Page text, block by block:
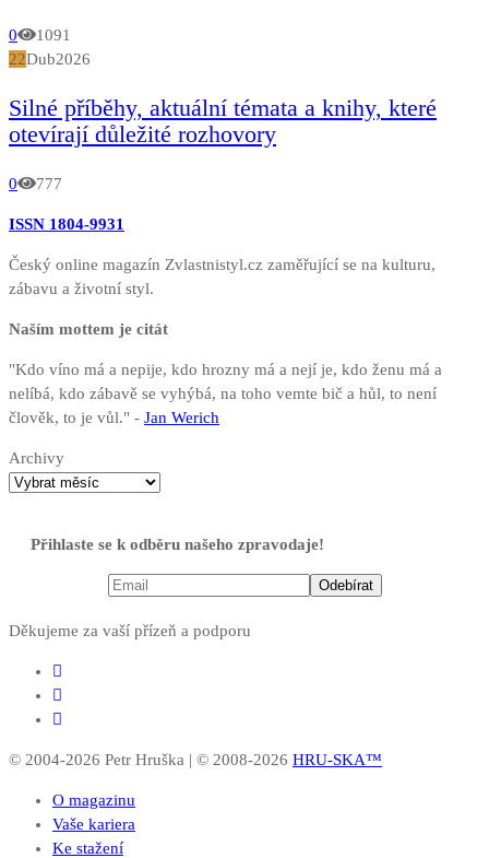
0
1091
22Dub2026
Silné příběhy, aktuální témata a knihy, které
otevírají důležité rozhovory
0 777
ISSN 1804-9931
Český online magazín Zvlastnistyl.cz zaměřující se na kulturu,
zábavu a životní styl.
Naším mottem je citát
"Kdo víno má a nepije, kdo hrozny má a nejí je, kdo ženu má a
nelíbá, kdo zábavě se vyhýbá, na toho vemte bič a hůl, to není
člověk, to je vůl." - Jan Werich
Archivy
Přihlaste se k odběru našeho zpravodaje!
Děkujeme za vaší přízeň a podporu
© 2004-2026 Petr Hruška | © 2008-2026 HRU-SKA™
O magazinu
Vaše kariera
Ke stažení